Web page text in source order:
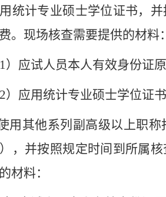
用统计专业硕士学位证书，
。现场核查需要提供的材料
1）应试人员本人有效身份证
2）应用统计专业硕士学位证
用其他系列副高级以上职
），并按照规定时间到所属
材料：